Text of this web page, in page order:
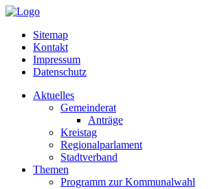
Sitemap
Kontakt
Impressum
Datenschutz
Aktuelles
Gemeinderat
Anträge
Kreistag
Regionalparlament
Stadtverband
Themen
Programm zur Kommunalwahl